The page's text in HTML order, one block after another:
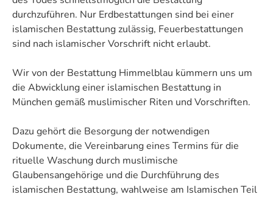
durchzuführen. Nur Erdbestattungen sind bei einer
islamischen Bestattung zulässig, Feuerbestattungen
sind nach islamischer Vorschrift nicht erlaubt.
Wir von der Bestattung Himmelblau kümmern uns um
die Abwicklung einer islamischen Bestattung in
München gemäß muslimischer Riten und Vorschriften.
Dazu gehört die Besorgung der notwendigen
Dokumente, die Vereinbarung eines Termins für die
rituelle Waschung durch muslimische
Glaubensangehörige und die Durchführung des
islamischen Bestattung, wahlweise am Islamischen Teil